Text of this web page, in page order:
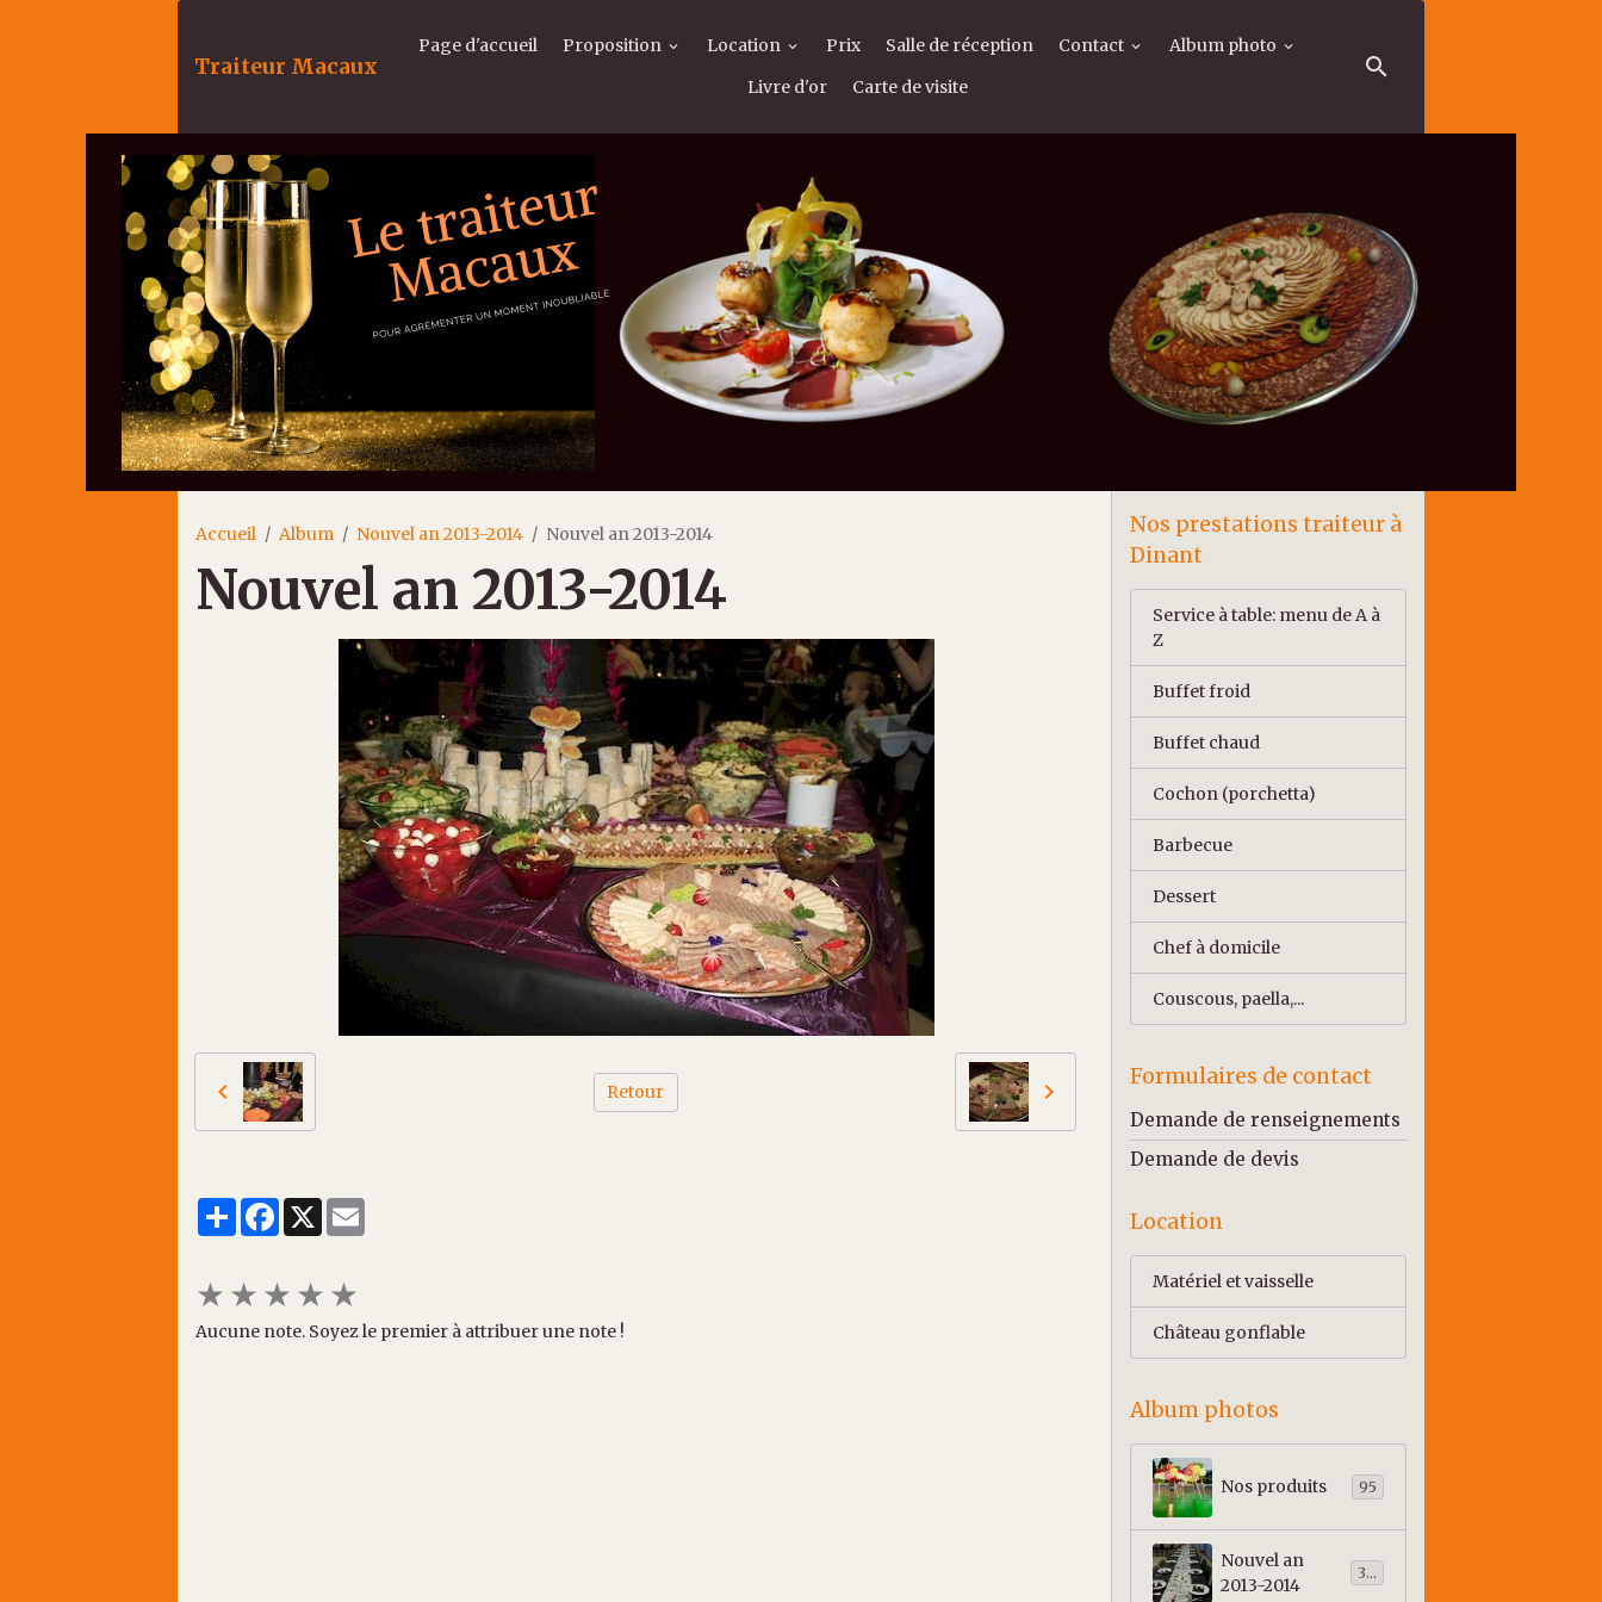
Traiteur Macaux
Page d'accueil Proposition Location Prix Salle de réception Contact
Album photo
Livre d'or
Carte de visite
Accueil Album Nouvel an 2013-2014 Nouvel an 2013-2014
Nouvel an 2013-2014
Retour
PartagerFacebook
X
★★★★★
Aucune note. Soyez le premier à attribuer une note !
Nos prestations traiteur à
Dinant
Service à table: menu de A à
Z
Buffet froid
Buffet chaud
Cochon (porchetta)
Barbecue
Dessert
Chef à domicile
Couscous, paella,...
Formulaires de contact
Demande de renseignements
Demande de devis
Location
Matériel et vaisselle
Château gonflable
Album photos
Nos produits 95
Nouvel an
2013-2014
303